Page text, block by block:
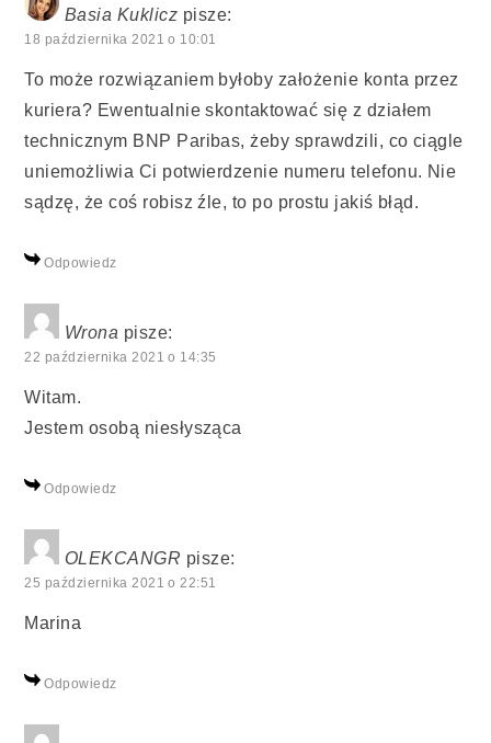
Basia Kuklicz pisze:
18 października 2021 o 10:01
To może rozwiązaniem byłoby założenie konta przez
kuriera? Ewentualnie skontaktować się z działem
technicznym BNP Paribas, żeby sprawdzili, co ciągle
uniemożliwia Ci potwierdzenie numeru telefonu. Nie
sądzę, że coś robisz źle, to po prostu jakiś błąd.
Odpowiedz
Wrona pisze:
22 października 2021 o 14:35
Witam.
Jestem osobą niesłysząca
Odpowiedz
OLEKCANGR pisze:
25 października 2021 o 22:51
Marina
Odpowiedz